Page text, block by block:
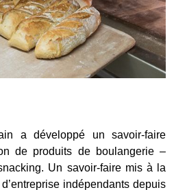
a développé un savoir-faire
de produits de boulangerie –
Un savoir-faire mis à la
indépendants depuis